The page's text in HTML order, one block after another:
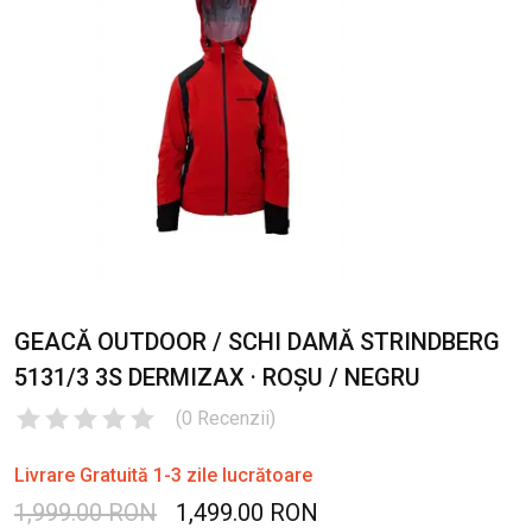
GEACĂ OUTDOOR / SCHI DAMĂ STRINDBERG
5131/3 3S DERMIZAX · ROȘU / NEGRU
(0 Recenzii)
Livrare Gratuită 1-3 zile lucrătoare
1,999.00 RON 1,499.00 RON